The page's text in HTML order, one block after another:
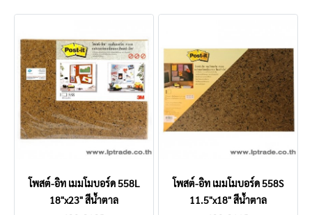
โพสต์-อิท เมมโมบอร์ด 558L
18"x23" สีน้ำตาล
โพสต์-อิท เมมโมบอร์ด 558S
11.5"x18" สีน้ำตาล